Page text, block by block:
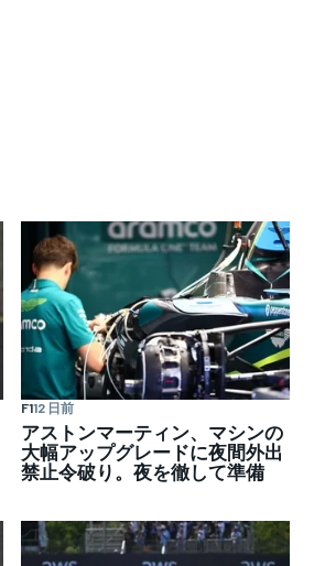
F112 日前
アストンマーティン、マシンの
大幅アップグレードに夜間外出
禁止令破り。夜を徹して準備